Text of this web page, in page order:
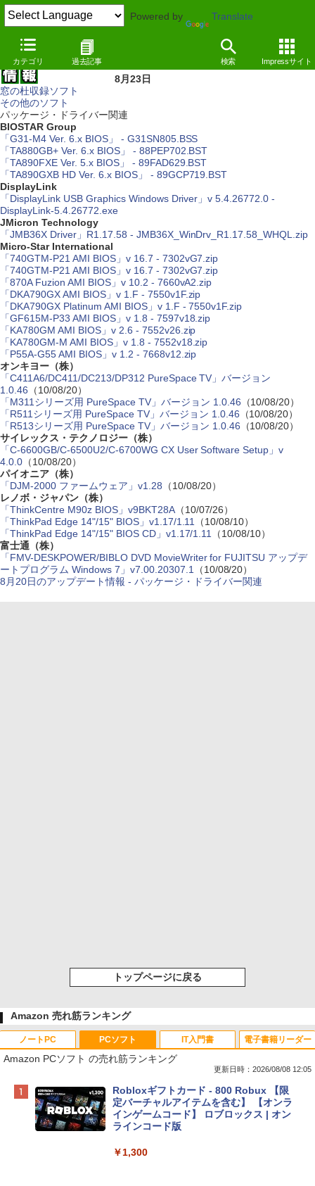
Powered by Translate
カテゴリ 過去記事 検索 Impressサイト
8月23日
窓の杜収録ソフト
その他のソフト
パッケージ・ドライバー関連
BIOSTAR Group
「G31-M4 Ver. 6.x BIOS」 - G31SN805.BSS
「TA880GB+ Ver. 6.x BIOS」 - 88PEP702.BST
「TA890FXE Ver. 5.x BIOS」 - 89FAD629.BST
「TA890GXB HD Ver. 6.x BIOS」 - 89GCP719.BST
DisplayLink
「DisplayLink USB Graphics Windows Driver」v 5.4.26772.0 -
DisplayLink-5.4.26772.exe
JMicron Technology
「JMB36X Driver」R1.17.58 - JMB36X_WinDrv_R1.17.58_WHQL.zip
Micro-Star International
「740GTM-P21 AMI BIOS」v 16.7 - 7302vG7.zip
「740GTM-P21 AMI BIOS」v 16.7 - 7302vG7.zip
「870A Fuzion AMI BIOS」v 10.2 - 7660vA2.zip
「DKA790GX AMI BIOS」v 1.F - 7550v1F.zip
「DKA790GX Platinum AMI BIOS」v 1.F - 7550v1F.zip
「GF615M-P33 AMI BIOS」v 1.8 - 7597v18.zip
「KA780GM AMI BIOS」v 2.6 - 7552v26.zip
「KA780GM-M AMI BIOS」v 1.8 - 7552v18.zip
「P55A-G55 AMI BIOS」v 1.2 - 7668v12.zip
オンキヨー（株）
「C411A6/DC411/DC213/DP312 PureSpace TV」バージョン
1.0.46 （10/08/20）
「M311シリーズ用 PureSpace TV」バージョン 1.0.46 （10/08/20）
「R511シリーズ用 PureSpace TV」バージョン 1.0.46 （10/08/20）
「R513シリーズ用 PureSpace TV」バージョン 1.0.46 （10/08/20）
サイレックス・テクノロジー（株）
「C-6600GB/C-6500U2/C-6700WG CX User Software Setup」v
4.0.0（10/08/20）
パイオニア（株）
「DJM-2000 ファームウェア」v1.28 （10/08/20）
レノボ・ジャパン（株）
「ThinkCentre M90z BIOS」v9BKT28A（10/07/26）
「ThinkPad Edge 14"/15" BIOS」v1.17/1.11
（10/08/10）
「ThinkPad Edge 14"/15" BIOS CD」v1.17/1.11
（10/08/10）
富士通（株）
「FMV-DESKPOWER/BIBLO DVD MovieWriter for FUJITSU アップデ
ートプログラム Windows 7」v7.00.20307.1
（10/08/20）
8月20日のアップデート情報 - パッケージ・ドライバー関連
トップページに戻る
Amazon 売れ筋ランキング
ノートPC
Apple 2026 MacBook Neo A18 Proチッ
プ搭載13インチノートブック：AIとAppl
e Intelligenceのために設計、Liquid Ret
inaディスプレイ、8GBユニファイドメモ
eTime HDカメラ - インディゴ
PCソフト
Amazon PCソフト の売れ筋ランキング
更新日時：2026/08/08 12:05
Robloxギフトカード - 800 Robux 【限
定バーチャルアイテムを含む】 【オンラ
インゲームコード】 ロブロックス | オン
ラインコード版
￥1,300
IT入門書 電子書籍リーダー